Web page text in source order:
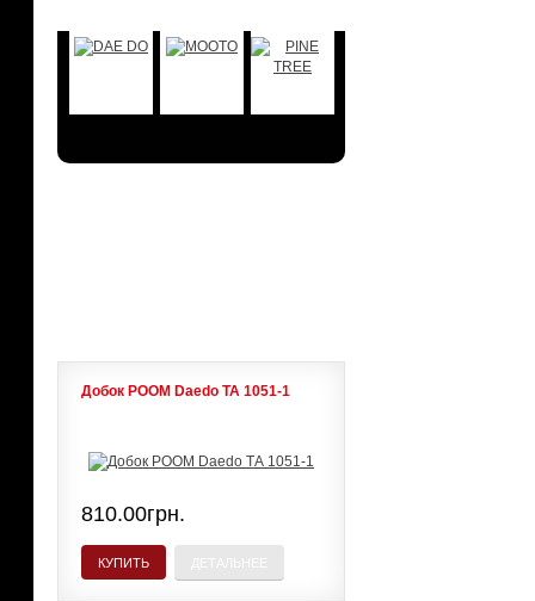
Добок POOM Daedo ТА 1051-1
810.00грн.
КУПИТЬ